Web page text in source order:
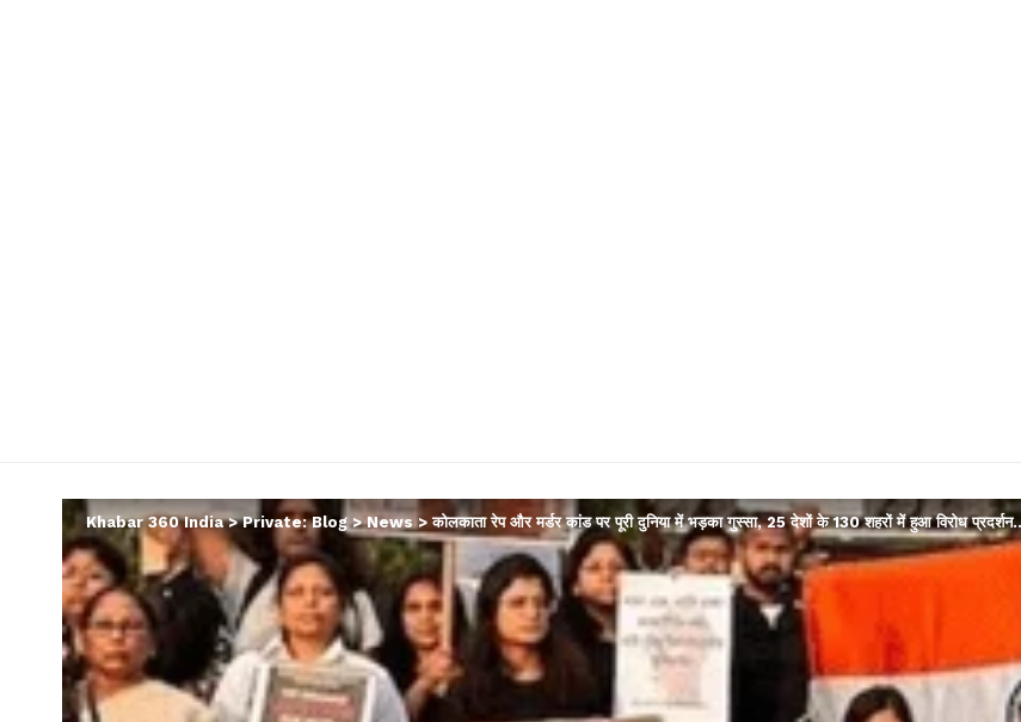
Khabar 360 India>Private: Blog>News >कोलकाता रेप और मर्डर कांड पर पूरी दुनिया में भड़का गुस्सा, 25 देशों के 130 शहरों में हुआ विरोध